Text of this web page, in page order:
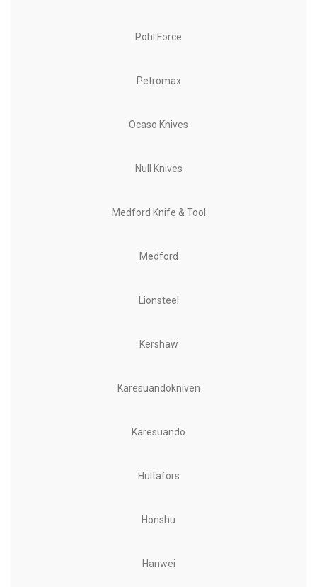
Pohl Force
Petromax
Ocaso Knives
Null Knives
Medford Knife & Tool
Medford
Lionsteel
Kershaw
Karesuandokniven
Karesuando
Hultafors
Honshu
Hanwei